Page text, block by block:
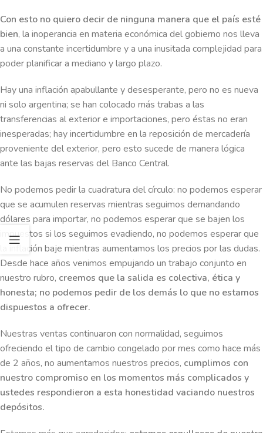
Con esto no quiero decir de ninguna manera que el país esté
bien, la inoperancia en materia económica del gobierno nos lleva
a una constante incertidumbre y a una inusitada complejidad para
poder planificar a mediano y largo plazo.
Hay una inflación apabullante y desesperante, pero no es nueva
ni solo argentina; se han colocado más trabas a las
transferencias al exterior e importaciones, pero éstas no eran
inesperadas; hay incertidumbre en la reposición de mercadería
proveniente del exterior, pero esto sucede de manera lógica
ante las bajas reservas del Banco Central.
No podemos pedir la cuadratura del círculo: no podemos esperar
que se acumulen reservas mientras seguimos demandando
dólares para importar, no podemos esperar que se bajen los
impuestos si los seguimos evadiendo, no podemos esperar que
la inflación baje mientras aumentamos los precios por las dudas.
Desde hace años venimos empujando un trabajo conjunto en
nuestro rubro, creemos que la salida es colectiva, ética y
honesta; no podemos pedir de los demás lo que no estamos
dispuestos a ofrecer.
Nuestras ventas continuaron con normalidad, seguimos
ofreciendo el tipo de cambio congelado por mes como hace más
de 2 años, no aumentamos nuestros precios, cumplimos con
nuestro compromiso en los momentos más complicados y
ustedes respondieron a esta honestidad vaciando nuestros
depósitos.